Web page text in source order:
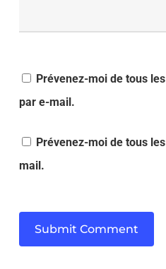
Prévenez-moi de tous
par e-mail.
Prévenez-moi de tous
mail.